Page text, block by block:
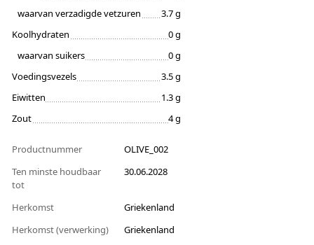
waarvan verzadigde vetzuren
3.7 g
Koolhydraten
0 g
waarvan suikers
0 g
Voedingsvezels
3.5 g
Eiwitten
1.3 g
Zout
4 g
Productnummer
OLIVE_002
Ten minste houdbaar
tot
30.06.2028
Herkomst
Griekenland
Herkomst (verwerking)
Griekenland